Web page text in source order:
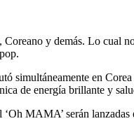
y demás. Lo cual
simultáneamente en
de energía brillante y
MAMA’ serán lanzadas